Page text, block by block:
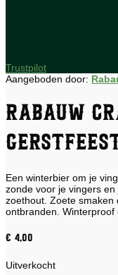
Trustpilot
Aangeboden door:
Rabauw
Een winterbier om je
zonde voor je vingers
zoethout. Zoete smaken
ontbranden. Winterproof
€ 4,00
Uitverkocht